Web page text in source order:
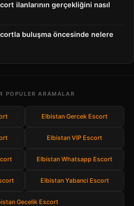
ilanlarının gerçekliğini nasıl
buluşma öncesinde nelere
POPULER ARAMALAR
Elbistan Gercek Escort
Elbistan VIP Escort
Elbistan Whatsapp Escort
Elbistan Yabanci Escort
Gecelik Escort